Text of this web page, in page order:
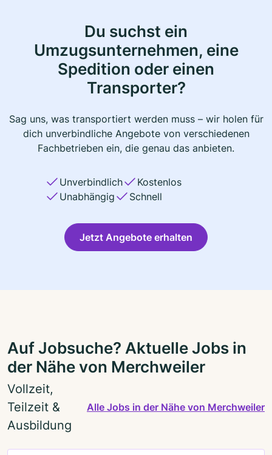
Du suchst ein
Umzugsunternehmen, eine
Spedition oder einen
Transporter?
Sag uns, was transportiert werden muss – wir holen für
dich unverbindliche Angebote von verschiedenen
Fachbetrieben ein, die genau das anbieten.
Unverbindlich
Kostenlos
Unabhängig
Schnell
Jetzt Angebote erhalten
Auf Jobsuche? Aktuelle Jobs in
der Nähe von Merchweiler
Vollzeit,
Teilzeit &
Ausbildung
Alle Jobs in der Nähe von Merchweiler